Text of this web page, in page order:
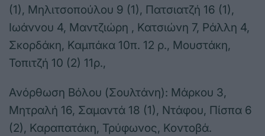
(1), Μηλιτσοπούλου 9 (1), Πατσιατζή 16 (1),
Ιωάννου 4, Μαντζιώρη , Κατσιώνη 7, Ράλλη 4,
Σκορδάκη, Καμπάκα 10π. 12 ρ., Μουστάκη,
Τοπιτζή 10 (2) 11ρ.,
Ανόρθωση Βόλου (Σουλτάνη): Μάρκου 3,
Μητραλή 16, Σαμαντά 18 (1), Ντάφου, Πίσπα 6
(2), Καραπατάκη, Τρύφωνος, Κοντοβά.